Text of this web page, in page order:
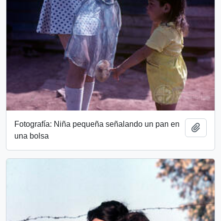
Fotografía: Niña pequeña señalando un pan en
una bolsa